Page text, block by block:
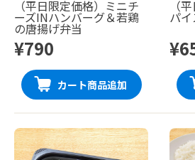
（平日限定価格）ミニチ
ーズINハンバーグ＆若鶏
の唐揚げ弁当
¥790
カート商品追加
（
パ